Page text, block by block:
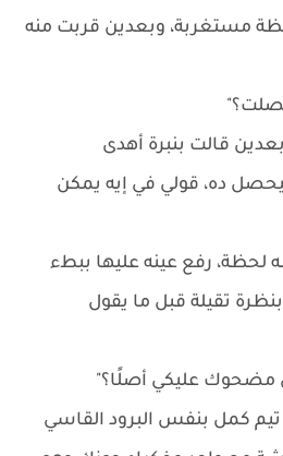
مستغربة، وبعدين قربت منه
قالت بنبرة أهدى
ده، قولي في إيه يمكن
لحظة، رفع عينه عليها ببطء
تقيلة قبل ما يقول
مضحوك عليكي أصلًا؟"
كمل بنفس البرود القاسي